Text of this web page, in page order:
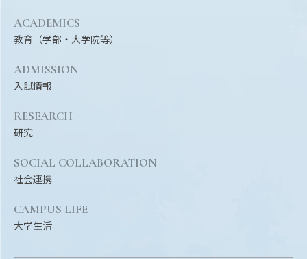
ACADEMICS
教育（学部・大学院等）
ADMISSION
入試情報
RESEARCH
研究
SOCIAL COLLABORATION
社会連携
CAMPUS LIFE
大学生活